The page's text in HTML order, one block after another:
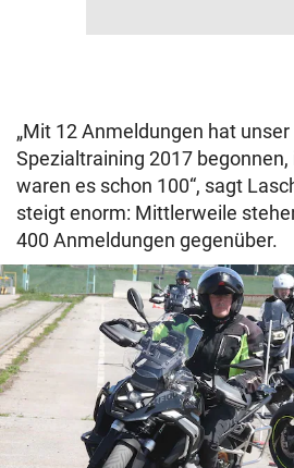
„Mit 12 Anmeldungen hat
Spezialtraining 2017
waren es schon 100“, sagt
steigt enorm: Mittlerweile
400 Anmeldungen gegenüber.